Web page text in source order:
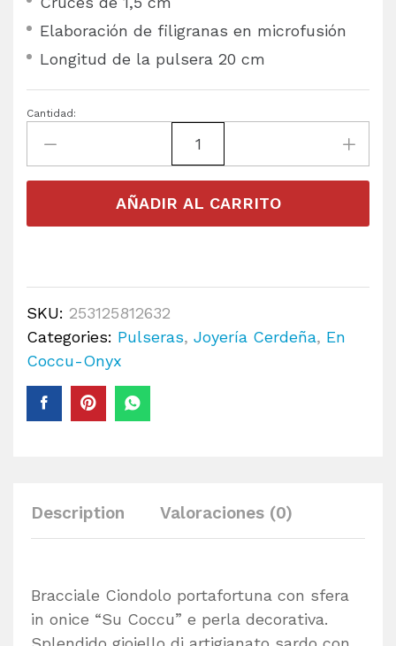
Elaboración de filigranas en microfusión
Longitud de la pulsera 20 cm
Cantidad:
AÑADIR AL CARRITO
SKU: 253125812632
Categories: Pulseras, Joyería Cerdeña, En
Coccu-Onyx
Description Valoraciones (0)
Bracciale Ciondolo portafortuna con sfera
in onice “Su Coccu” e perla decorativa.